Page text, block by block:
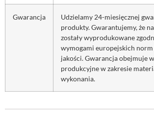
Gwarancja
Udzielamy 24-miesięcznej
produkty. Gwarantujemy, że
zostały wyprodukowane
wymogami europejskich norm
jakości. Gwarancja obejmuje
produkcyjne w zakresie
wykonania.